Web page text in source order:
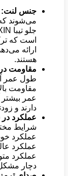
جنس لنت:
می‌شوند
است که
ارائه
هستند.
مقاومت
مقاومت
عمر
دارند و
عملکرد
شرایط
عملکرد
عملکرد
دچار